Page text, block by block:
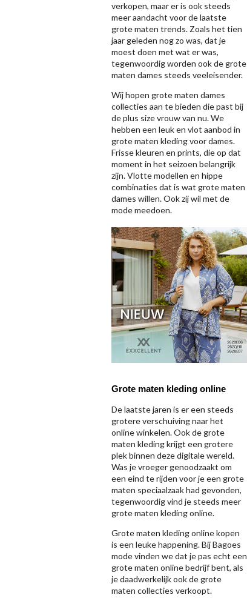
verkopen, maar er is ook steeds
meer aandacht voor de laatste
grote maten trends. Zoals het tien
jaar geleden nog zo was, dat je
moest doen met wat er was,
tegenwoordig worden ook de grote
maten dames steeds veeleisender.
Wij hopen grote maten dames
collecties aan te bieden die past bij
de plus size vrouw van nu. We
hebben een leuk en vlot aanbod in
grote maten kleding voor dames.
Frisse kleuren en prints, die op dat
moment in het seizoen belangrijk
zijn. Vlotte modellen en hippe
combinaties dat is wat grote maten
dames willen. Ook zij wil met de
mode meedoen.
Grote maten kleding online
De laatste jaren is er een steeds
grotere verschuiving naar het
online winkelen. Ook de grote
maten kleding krijgt een grotere
plek binnen deze digitale wereld.
Was je vroeger genoodzaakt om
een eind te rijden voor je een grote
maten speciaalzaak had gevonden,
tegenwoordig vind je steeds meer
grote maten kleding online.
Grote maten kleding online kopen
is een leuke happening. Bij Bagoes
mode vinden we dat je pas echt een
grote maten online bedrijf bent, als
je daadwerkelijk ook de grote
maten collecties verkoopt.